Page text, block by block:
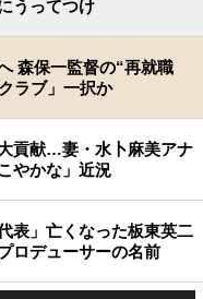
うってつけ
森保一監督の“再就職
ラブ」一択か
貢献…妻・水卜麻美アナ
やかな」近況
表」亡くなった板東英二
ロデューサーの名前